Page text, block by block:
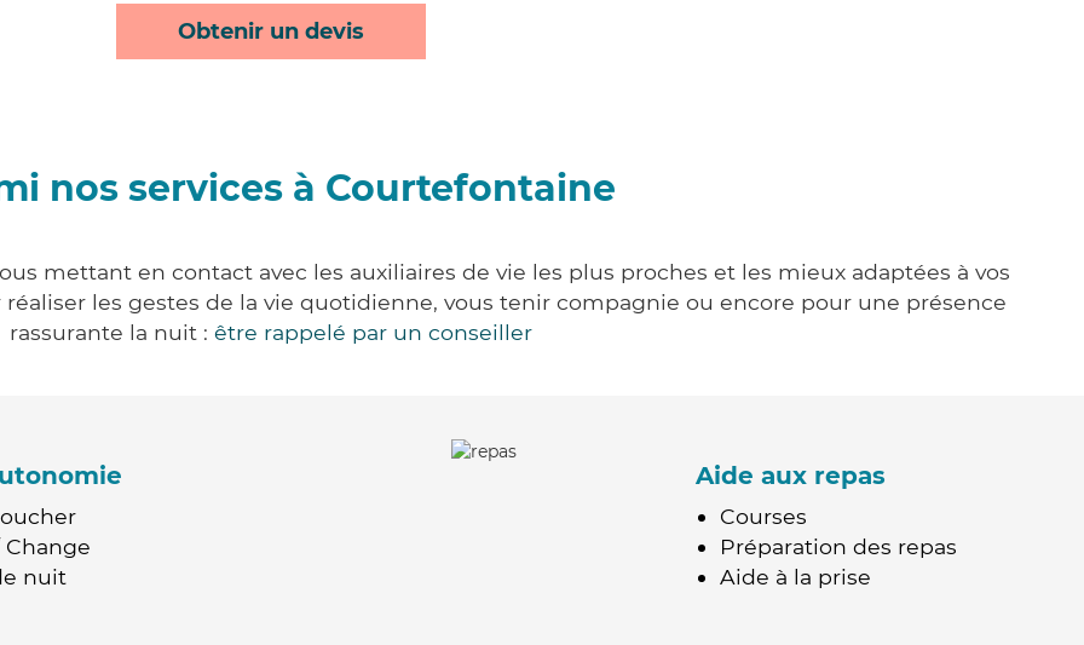
Obtenir un devis
nos services à Courtefontaine
mettant en contact avec les auxiliaires de vie les plus proches et les mieux adaptées à vos
les gestes de la vie quotidienne, vous tenir compagnie ou encore pour une présence
rassurante la nuit : être rappelé par un conseiller
nuit
Aide aux repas
Courses
Préparation des repas
Aide à la prise